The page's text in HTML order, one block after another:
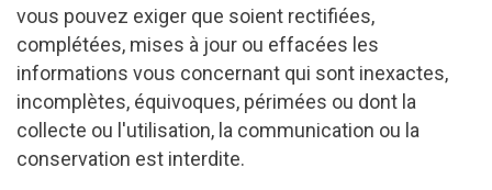
vous pouvez exiger que soient rectifiées,
complétées, mises à jour ou effacées les
informations vous concernant qui sont inexactes,
incomplètes, équivoques, périmées ou dont la
collecte ou l'utilisation, la communication ou la
conservation est interdite.